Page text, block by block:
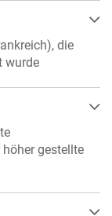
die
wurde
gestellte